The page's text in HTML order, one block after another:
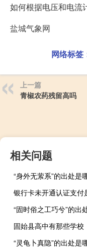
如何根据电压和电流
盐城气象网
网络标签
上一篇
青椒农药残留高吗
相关问题
“身外无萦系”的出处是
“固时俗之工巧兮”的出
固始县高中有那些学校
“灵龟卜真隐”的出处是